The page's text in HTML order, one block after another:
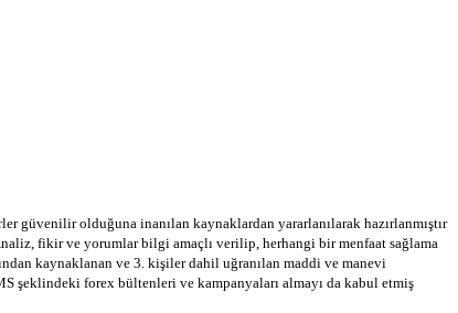
güvenilir olduğuna inanılan kaynaklardan yararlanılarak hazırlanmıştır
fikir ve yorumlar bilgi amaçlı verilip, herhangi bir menfaat sağlama
kaynaklanan ve 3. kişiler dahil uğranılan maddi ve manevi
şeklindeki forex bültenleri ve kampanyaları almayı da kabul etmiş